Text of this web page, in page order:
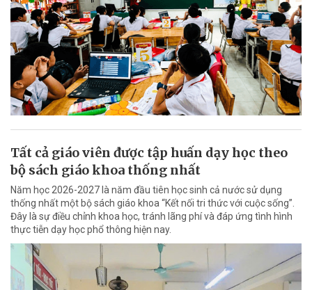
Tất cả giáo viên được tập huấn dạy học theo
bộ sách giáo khoa thống nhất
Năm học 2026-2027 là năm đầu tiên học sinh cả nước sử dụng
thống nhất một bộ sách giáo khoa “Kết nối tri thức với cuộc sống”.
Đây là sự điều chỉnh khoa học, tránh lãng phí và đáp ứng tình hình
thực tiễn dạy học phổ thông hiện nay.